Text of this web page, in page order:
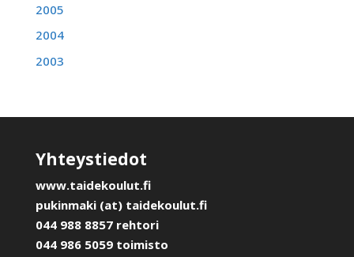
2005
2004
2003
Yhteystiedot
www.taidekoulut.fi
pukinmaki (at) taidekoulut.fi
044 988 8857 rehtori
044 986 5059 toimisto